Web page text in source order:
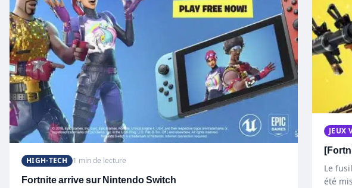
HIGH-TECH 1 min de lecture
Fortnite arrive sur Nintendo Switch
JEUX
Le
été